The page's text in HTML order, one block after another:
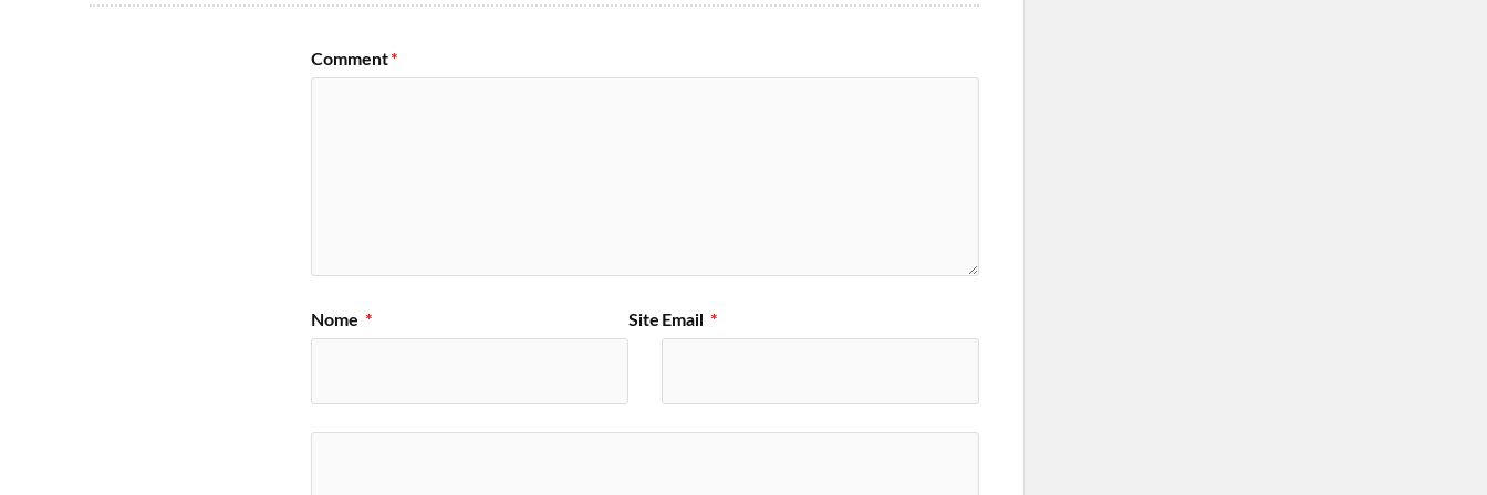
Comment *
Nome * Email *
Site